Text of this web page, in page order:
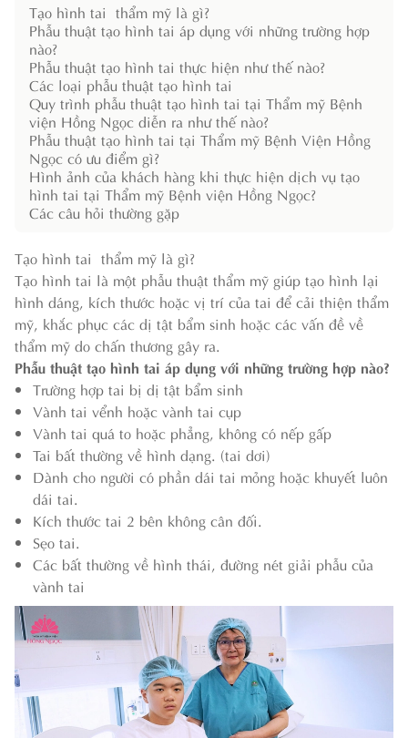
Tạo hình tai thẩm mỹ là gì?
Phẫu thuật tạo hình tai áp dụng với những trường hợp
nào?
Phẫu thuật tạo hình tai thực hiện như thế nào?
Các loại phẫu thuật tạo hình tai
Quy trình phẫu thuật tạo hình tai tại Thẩm mỹ Bệnh
viện Hồng Ngọc diễn ra như thế nào?
Phẫu thuật tạo hình tai tại Thẩm mỹ Bệnh Viện Hồng
Ngọc có ưu điểm gì?
Hình ảnh của khách hàng khi thực hiện dịch vụ tạo
hình tai tại Thẩm mỹ Bệnh viện Hồng Ngọc?
Các câu hỏi thường gặp
Tạo hình tai thẩm mỹ là gì?
Tạo hình tai là một phẫu thuật thẩm mỹ giúp tạo hình lại
hình dáng, kích thước hoặc vị trí của tai để cải thiện thẩm
mỹ, khắc phục các dị tật bẩm sinh hoặc các vấn đề về
thẩm mỹ do chấn thương gây ra.
Phẫu thuật tạo hình tai áp dụng với những trường hợp nào?
Trường hợp tai bị dị tật bẩm sinh
Vành tai vểnh hoặc vành tai cụp
Vành tai quá to hoặc phẳng, không có nếp gấp
Tai bất thường về hình dạng. (tai dơi)
Dành cho người có phần dái tai mỏng hoặc khuyết luôn
dái tai.
Kích thước tai 2 bên không cân đối.
Sẹo tai.
Các bất thường về hình thái, đường nét giải phẫu của
vành tai